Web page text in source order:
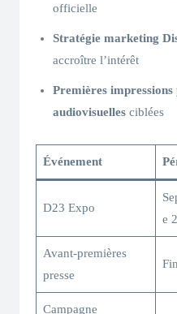
officielle
Stratégie marketing
accroître l’intérêt
Premières
audiovisuelles ciblées
Événement
D23 Expo
e
Avant-premières
presse
Campagne